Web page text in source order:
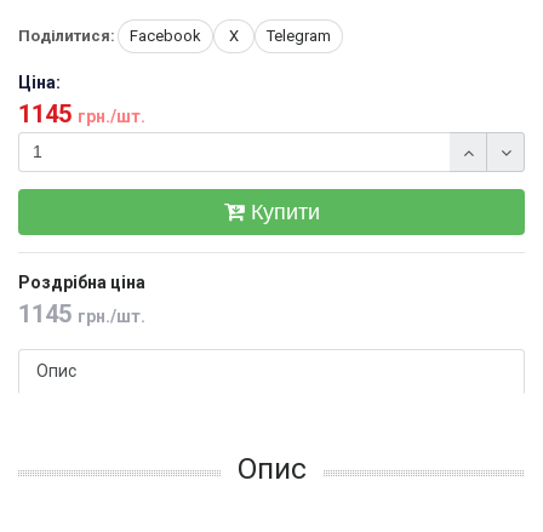
Поділитися: Facebook X Telegram
Ціна:
1145 грн./шт.
Купити
Роздрібна ціна
1145 грн./шт.
Опис
Опис